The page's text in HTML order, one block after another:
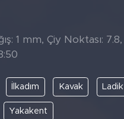
1 mm, Çiy Noktası: 7.8,
İlkadım Kavak Ladik
Yakakent